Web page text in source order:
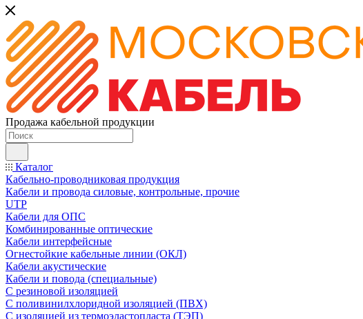
Продажа кабельной продукции
Каталог
Кабельно-проводниковая продукция
Кабели и провода силовые, контрольные, прочие
UTP
Кабели для ОПС
Комбинированные оптические
Кабели интерфейсные
Огнестойкие кабельные линии (ОКЛ)
Кабели акустические
Кабели и повода (специальные)
С резиновой изоляцией
С поливинилхлоридной изоляцией (ПВХ)
С изоляцией из термоэластопласта (ТЭП)